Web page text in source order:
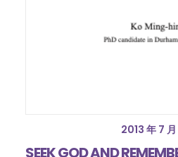
2013 年 7 月
SEEK GOD AND